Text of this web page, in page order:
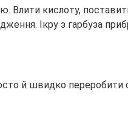
кислоту,
Ікру з гарбуза
й швидко